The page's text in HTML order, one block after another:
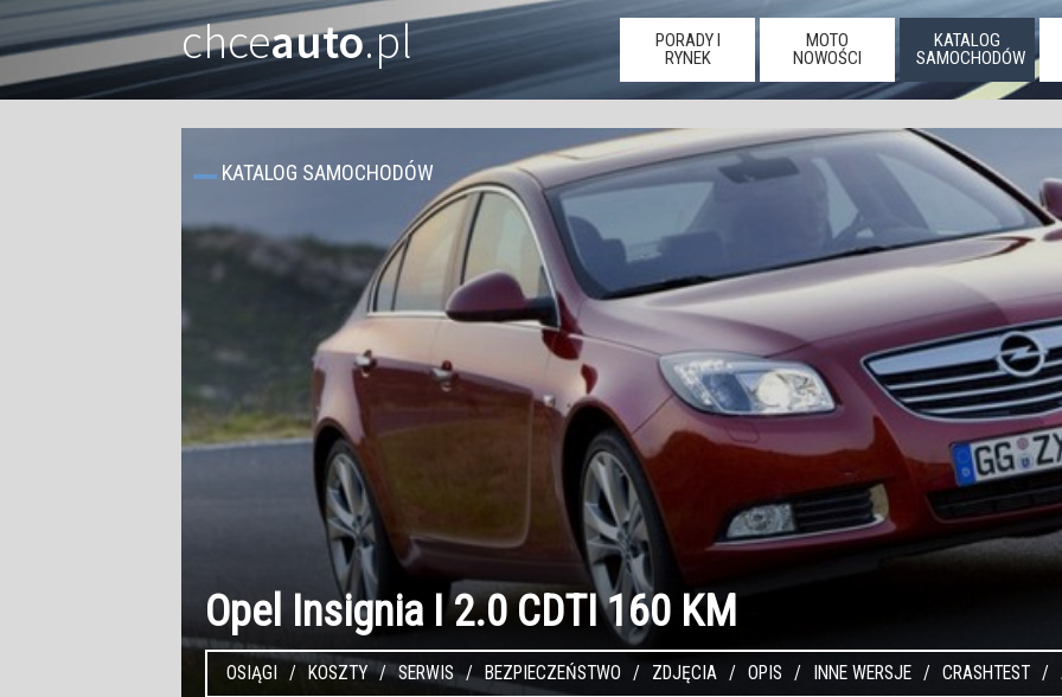
chceauto.pl
PORADY I
RYNEK
MOTO
NOWOŚCI
KATALOG
SAMOCHODÓW
Opel Insignia I 2.0 CDTI 160 KM
KATALOG SAMOCHODÓW
OSIĄGI KOSZTY SERWIS BEZPIECZEŃSTWO ZDJĘCIA OPIS INNE WERSJE CRASHTEST